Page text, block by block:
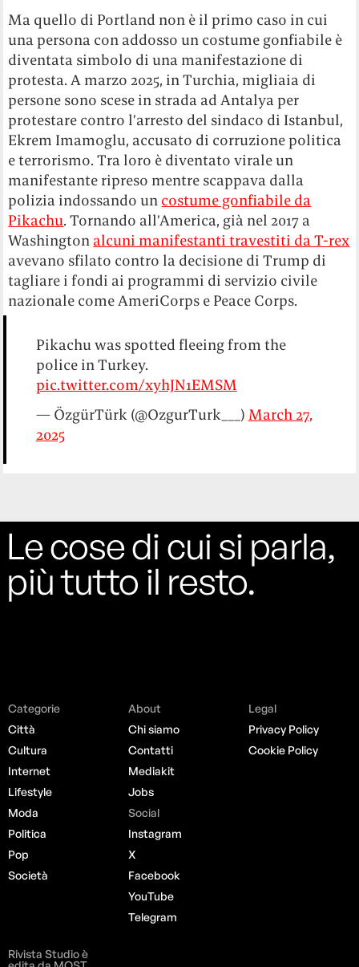
Ma quello di Portland non è il primo caso in cui
una persona con addosso un costume gonfiabile è
diventata simbolo di una manifestazione di
protesta. A marzo 2025, in Turchia, migliaia di
persone sono scese in strada ad Antalya per
protestare contro l’arresto del sindaco di Istanbul,
Ekrem Imamoglu, accusato di corruzione politica
e terrorismo. Tra loro è diventato virale un
manifestante ripreso mentre scappava dalla
polizia indossando un costume gonfiabile da
Pikachu. Tornando all’America, già nel 2017 a
Washington alcuni manifestanti travestiti da T-rex
avevano sfilato contro la decisione di Trump di
tagliare i fondi ai programmi di servizio civile
nazionale come AmeriCorps e Peace Corps.
Pikachu was spotted fleeing from the
police in Turkey.
pic.twitter.com/xyhJN1EMSM
— ÖzgürTürk (@OzgurTurk___) March 27,
2025
Le cose di cui si parla,
più tutto il resto.
Categorie
Città
Cultura
Internet
Lifestyle
Moda
Politica
Pop
Società
About
Chi siamo
Contatti
Mediakit
Jobs
Social
Instagram
X
Facebook
YouTube
Telegram
Legal
Privacy Policy
Cookie Policy
Rivista Studio è